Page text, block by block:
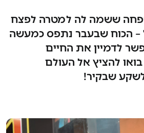
ששמה לה למטרה לפצח
הכוח שבעבר נתפס כמעשה
לדמיין את החיים
בואו להציץ אל העולם
שבקיר!